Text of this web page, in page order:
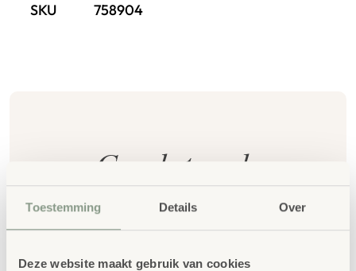
Toestemming Details Over
Deze website maakt gebruik van cookies
SKU 758904
Gerelateerde
producten